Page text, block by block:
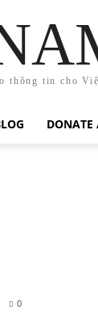
thông tin cho
0